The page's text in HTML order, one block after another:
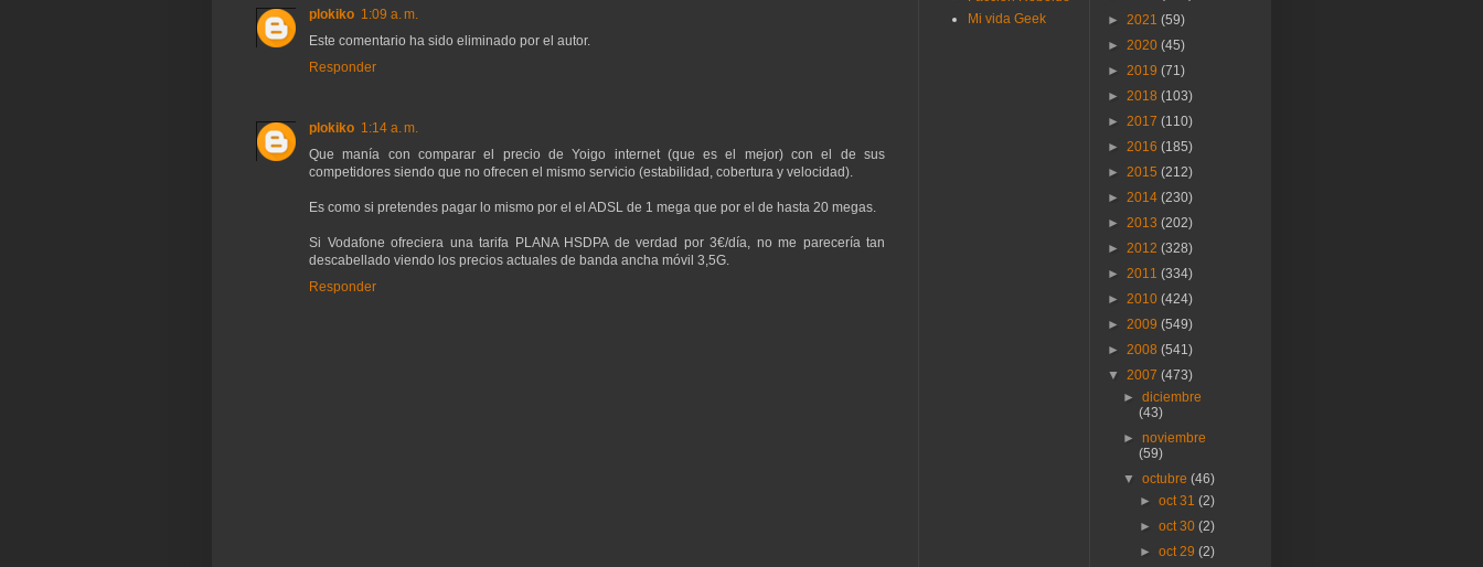
plokiko 1:09 a. m.
Este comentario ha sido eliminado por el autor.
Responder
plokiko 1:14 a. m.
Que manía con comparar el precio de Yoigo internet (que es el mejor) con el de sus
competidores siendo que no ofrecen el mismo servicio (estabilidad, cobertura y velocidad).
Es como si pretendes pagar lo mismo por el el ADSL de 1 mega que por el de hasta 20 megas.
Si Vodafone ofreciera una tarifa PLANA HSDPA de verdad por 3€/día, no me parecería tan
descabellado viendo los precios actuales de banda ancha móvil 3,5G.
Responder
Mi vida Geek
► 2021 (59)
► 2020 (45)
► 2019 (71)
► 2018 (103)
► 2017 (110)
► 2016 (185)
► 2015 (212)
► 2014 (230)
► 2013 (202)
► 2012 (328)
► 2011 (334)
► 2010 (424)
► 2009 (549)
► 2008 (541)
▼ 2007 (473)
►diciembre
(43)
►noviembre
(59)
▼octubre(46)
► oct 31 (2)
► oct 30 (2)
► oct 29 (2)